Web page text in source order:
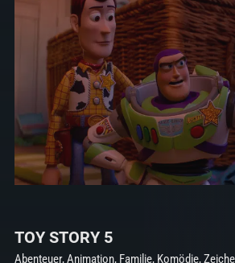
TOY STORY 5
Abenteuer, Animation, Familie, Komödie,